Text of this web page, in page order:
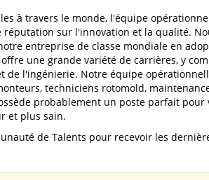
à travers le monde, l'équipe
sur l'innovation et la qualité.
entreprise de classe mondiale en
une grande variété de carrières, y
de l'ingénierie. Notre équipe
techniciens rotomold,
probablement un poste parfait
et plus sain.
de Talents pour recevoir les